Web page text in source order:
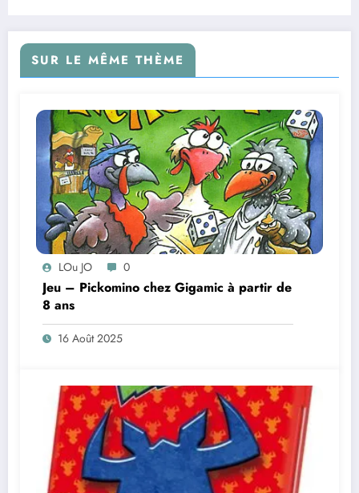
SUR LE MÊME THÈME
LOu JO 0
Jeu – Pickomino chez Gigamic à partir de
8 ans
16 Août 2025